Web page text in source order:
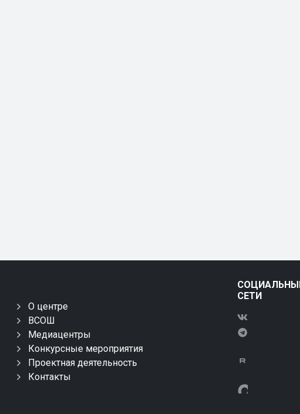
О центре
ВСОШ
Медиацентры
Конкурсные мероприятия
Проектная деятельность
Контакты
СЕТИ